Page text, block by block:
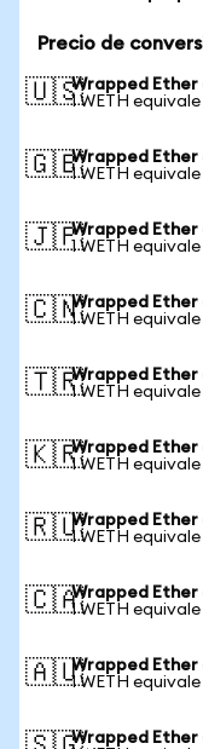
Precio de
🇺🇸Wrapped Ether
1 WETH equivale
🇬🇧Wrapped
1 WETH equivale
🇯🇵Wrapped Ether
1 WETH
🇨🇳Wrapped Ether
1 WETH
🇹🇷Wrapped
1 WETH
🇰🇷Wrapped Ether
1 WETH
🇷🇺Wrapped Ether
1 WETH
🇨🇦Wrapped Ether
1 WETH
🇦🇺Wrapped
1 WETH
Wrapped Ether